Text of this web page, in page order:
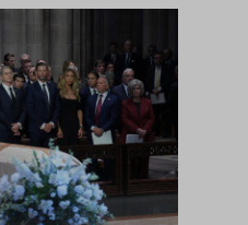
besöker